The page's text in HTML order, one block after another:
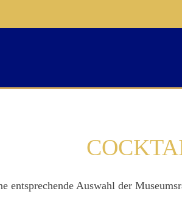
entsprechende Auswahl der